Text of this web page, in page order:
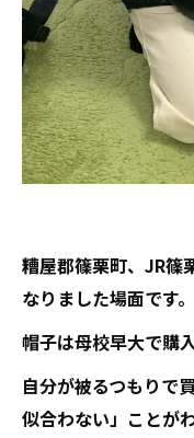
糟屋郡篠栗町、JR篠
なりました場面です。
帽子は母校早大で購
自分が被るつもりで
似合わない」ことが